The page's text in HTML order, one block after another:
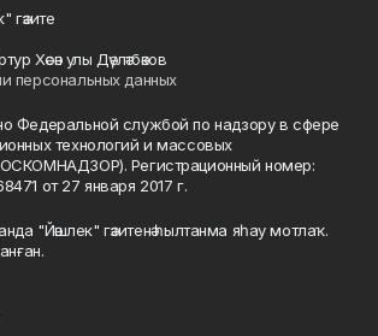
гәзите
Хәсән улы Дәүләтбәков
персональных данных
Федеральной службой по надзору в сфере
технологий и массовых
Регистрационный номер:
от 27 января 2017 г.
"Йәшлек" гәзитенә һылтанма яһау мотлаҡ.